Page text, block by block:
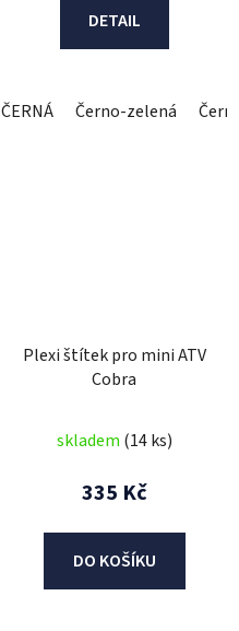
DETAIL
ČERNÁ Černo-zelená
Plexi štítek pro mini ATV
Cobra
skladem (14 ks)
335 Kč
DO KOŠÍKU